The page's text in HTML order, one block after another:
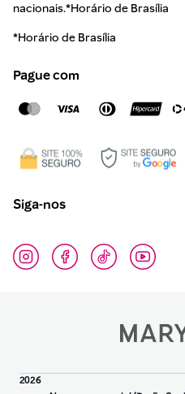
nacionais.*Horário de Brasília
*Horário de Brasília
Pague com
Siga-nos
2026